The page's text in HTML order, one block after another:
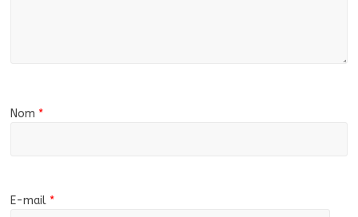
Nom *
E-mail *